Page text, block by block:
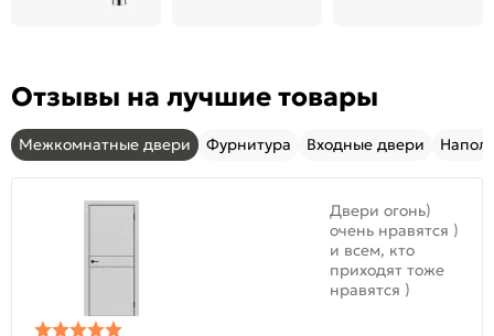
Отзывы на лучшие товары
Межкомнатные двери Фурнитура Входные двери
Двери огонь)
очень нравятся )
и всем, кто
приходят тоже
нравятся )